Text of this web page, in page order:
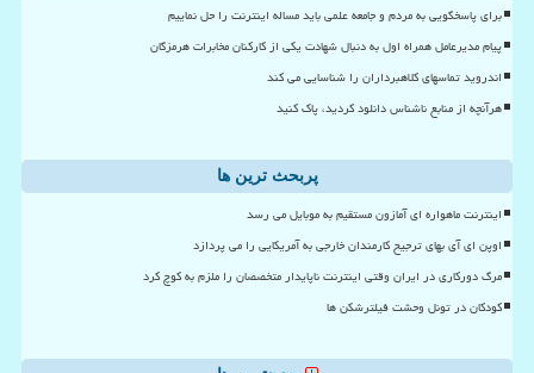
برای پاسخگویی به مردم و جامعه علمی باید مساله اینترنت را حل نماییم
پیام مدیرعامل همراه اول به دنبال شهادت یکی از کارکنان مخابرات هرمزگان
اندروید تماسهای کلاهبرداران را شناسایی می کند
هرآنچه از منابع ناشناس دانلود کردید، پاک کنید
پربحث ترین ها
اینترنت ماهواره ای آمازون مستقیم به موبایل می رسد
اوپن ای آی بهای ترجیح کارمندان خارجی به آمریکایی را می پردازد
مرگ دورکاری در ایران وقتی اینترنت ناپایدار متخصصان را ملزم به کوچ کرد
کودکان در تونل وحشت فیلترشکن ها